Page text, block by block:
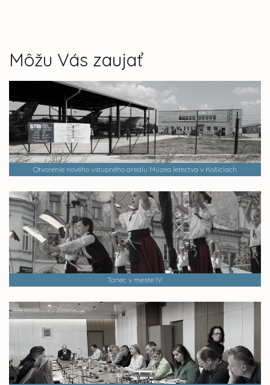
Môžu Vás zaujať
Otvorenie nového vstupného areálu Múzea letectva v Košiciach
Tanec v meste IV.